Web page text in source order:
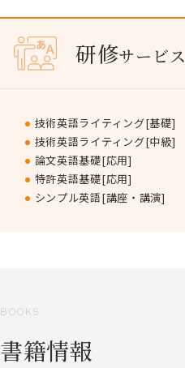
研修サービス
技術英語ライティング[基礎]
技術英語ライティング[中級]
論文英語基礎[応用]
特許英語基礎[応用]
シンプル英語[講座・講演]
BOOKS
書籍情報